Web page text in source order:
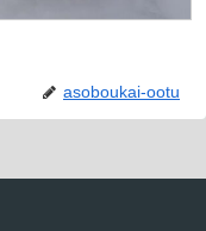
asoboukai-ootu